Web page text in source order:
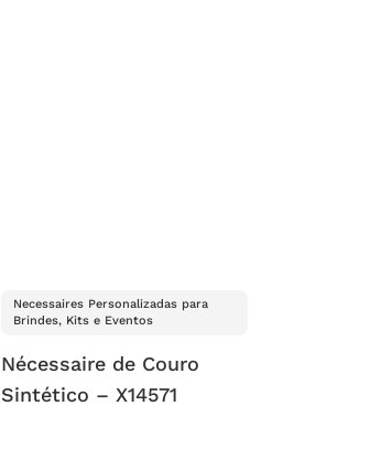
Necessaires Personalizadas para
Brindes, Kits e Eventos
Nécessaire de Couro
Sintético – X14571